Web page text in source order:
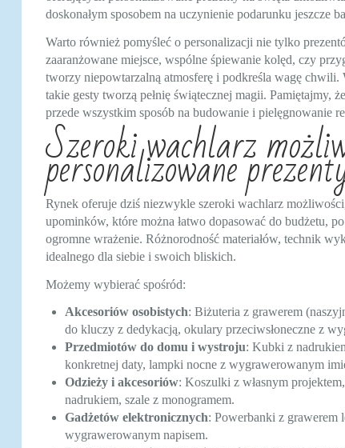
doskonałym sposobem na uczynienie podarunku jeszcze
Warto również pomyśleć o personalizacji nie tylko
zaaranżowane miejsce, wspólne śpiewanie kolęd, czy
tworzy niepowtarzalną atmosferę i podkreśla wagę
takie gesty tworzą pełnię świątecznej magii. Pamiętajmy,
przede wszystkim sposób na budowanie i pielęgnowanie
Szeroki wachlarz
personalizowane
Rynek oferuje dziś niezwykle szeroki wachlarz
upominków, które można łatwo dopasować do budżetu,
ogromne wrażenie. Różnorodność materiałów, technik
idealnego dla siebie i swoich bliskich.
Możemy wybierać spośród:
Akcesoriów osobistych: Biżuteria z grawerem
do kluczy z dedykacją, okulary przeciwsłoneczne z
Przedmiotów do domu i wystroju: Kubki z
konkretnej daty, lampki nocne z wygrawerowanym
Odzieży i akcesoriów: Koszulki z własnym
nadrukiem, szale z monogramem.
Gadżetów elektronicznych: Powerbanki z grawerem
wygrawerowanym napisem.